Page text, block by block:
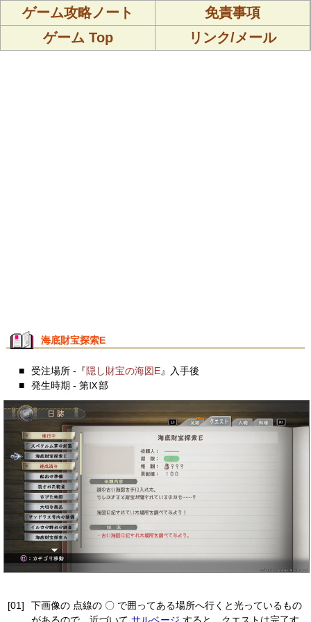
ゲーム攻略ノート
免責事項
ゲーム Top
リンク/メール
海底財宝探索E
■ 受注場所 -『隠し財宝の海図E』入手後
■
発生時期 - 第Ⅸ部
[01]
下画像の 点線の 〇 で囲ってある場所へ行くと光っているもの